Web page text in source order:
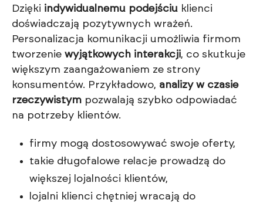
Dzięki indywidualnemu podejściu klienci
doświadczają pozytywnych wrażeń.
Personalizacja komunikacji umożliwia firmom
tworzenie wyjątkowych interakcji, co skutkuje
większym zaangażowaniem ze strony
konsumentów. Przykładowo, analizy w czasie
rzeczywistym pozwalają szybko odpowiadać
na potrzeby klientów.
firmy mogą dostosowywać swoje oferty,
takie długofalowe relacje prowadzą do
większej lojalności klientów,
lojalni klienci chętniej wracają do